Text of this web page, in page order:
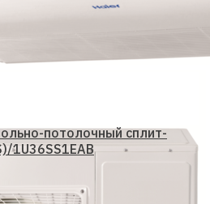
потолочный сплит-
1U36SS1EAB